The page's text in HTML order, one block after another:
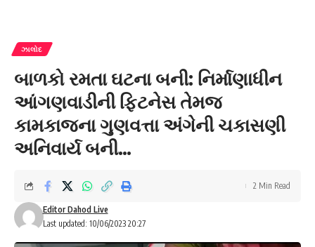
ઝાલોદ
બાળકો રમતા ઘટના બની: નિર્માણાધીન
આંગણવાડીની ફિટનેસ તેમજ
કામકાજના ગુણવત્તા અંગેની ચકાસણી
અનિવાર્ય બની…
Last updated: 10/06/2023 20:27
Editor Dahod Live
2 Min Read